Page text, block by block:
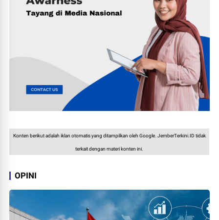
Konten berikut adalah iklan otomatis yang ditampilkan oleh Google. JemberTerkini.ID tidak
terkait dengan materi konten ini.
OPINI